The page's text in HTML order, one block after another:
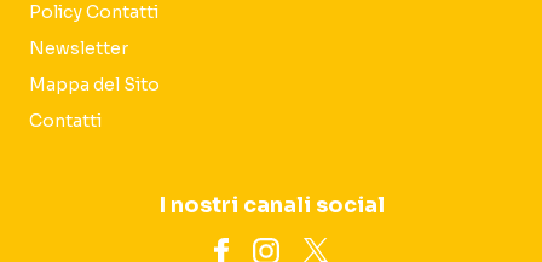
Policy Contatti
Newsletter
Mappa del Sito
Contatti
I nostri canali social